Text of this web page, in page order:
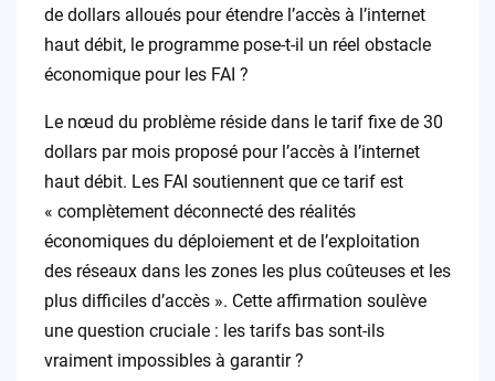
de dollars alloués pour étendre l’accès à l’internet
haut débit, le programme pose-t-il un réel obstacle
économique pour les FAI ?
Le nœud du problème réside dans le tarif fixe de 30
dollars par mois proposé pour l’accès à l’internet
haut débit. Les FAI soutiennent que ce tarif est
« complètement déconnecté des réalités
économiques du déploiement et de l’exploitation
des réseaux dans les zones les plus coûteuses et les
plus difficiles d’accès ». Cette affirmation soulève
une question cruciale : les tarifs bas sont-ils
vraiment impossibles à garantir ?